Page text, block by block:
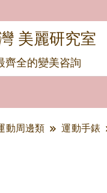
美麗研究室
齊全的變美咨詢
動周邊類 運動手錶